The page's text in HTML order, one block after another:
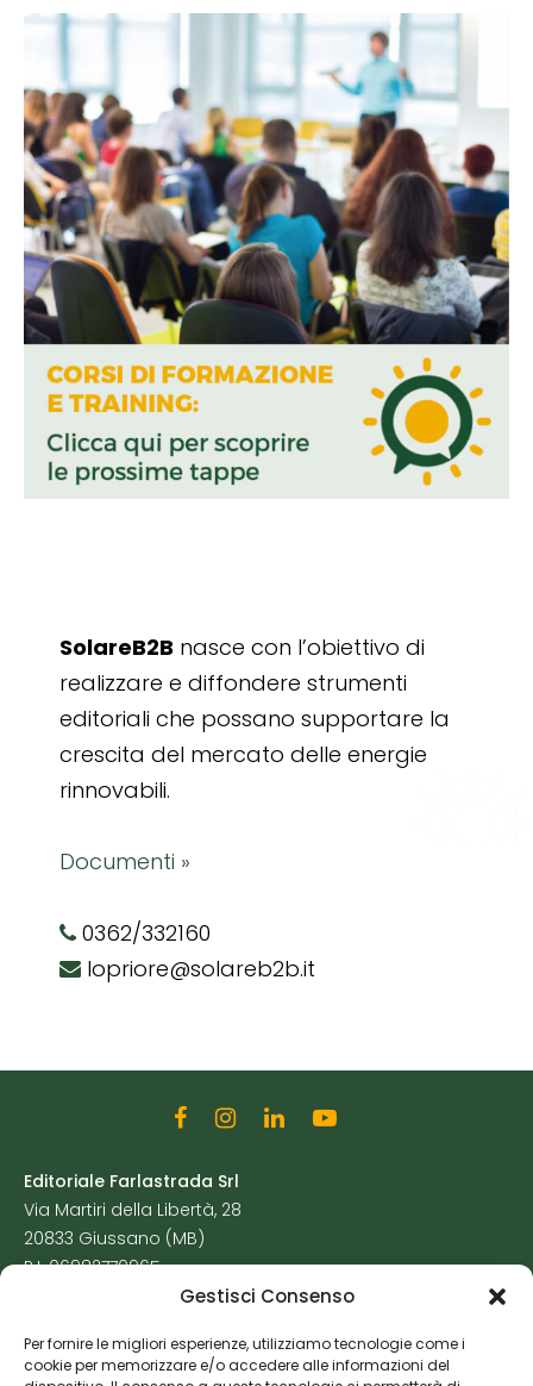
Gestisci Consenso
Per fornire le migliori esperienze, utilizziamo tecnologie come i
cookie per memorizzare e/o accedere alle informazioni del
SolareB2B nasce con l’obiettivo di
realizzare e diffondere strumenti
editoriali che possano supportare la
crescita del mercato delle energie
rinnovabili.
Documenti »
0362/332160
lopriore@solareb2b.it
Editoriale Farlastrada Srl
Via Martiri della Libertà, 28
20833 Giussano (MB)
P.I. 06982770965
Cookie Policy
Risorse Aggiuntive